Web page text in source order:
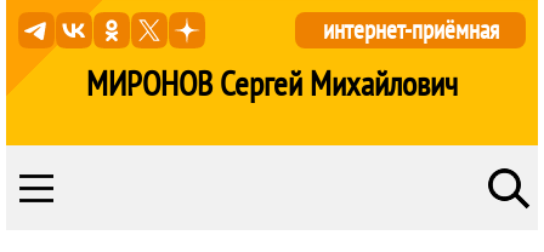
МИРОНОВ Сергей Михайлович
интернет-приёмная